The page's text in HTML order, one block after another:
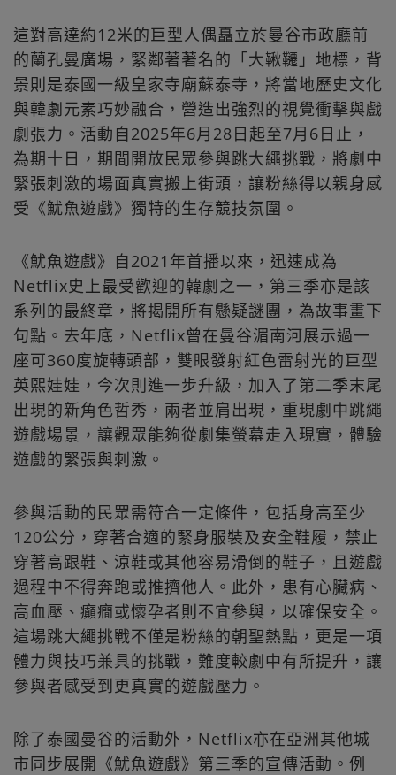
這對高達約12米的巨型人偶矗立於曼谷市政廳前
的蘭孔曼廣場，緊鄰著著名的「大鞦韆」地標，背
景則是泰國一級皇家寺廟蘇泰寺，將當地歷史文化
與韓劇元素巧妙融合，營造出強烈的視覺衝擊與戲
劇張力。活動自2025年6月28日起至7月6日止，
為期十日，期間開放民眾參與跳大繩挑戰，將劇中
緊張刺激的場面真實搬上街頭，讓粉絲得以親身感
受《魷魚遊戲》獨特的生存競技氛圍。
《魷魚遊戲》自2021年首播以來，迅速成為
Netflix史上最受歡迎的韓劇之一，第三季亦是該
系列的最終章，將揭開所有懸疑謎團，為故事畫下
句點。去年底，Netflix曾在曼谷湄南河展示過一
座可360度旋轉頭部，雙眼發射紅色雷射光的巨型
英熙娃娃，今次則進一步升級，加入了第二季末尾
出現的新角色哲秀，兩者並肩出現，重現劇中跳繩
遊戲場景，讓觀眾能夠從劇集螢幕走入現實，體驗
遊戲的緊張與刺激。
參與活動的民眾需符合一定條件，包括身高至少
120公分，穿著合適的緊身服裝及安全鞋履，禁止
穿著高跟鞋、涼鞋或其他容易滑倒的鞋子，且遊戲
過程中不得奔跑或推擠他人。此外，患有心臟病、
高血壓、癲癇或懷孕者則不宜參與，以確保安全。
這場跳大繩挑戰不僅是粉絲的朝聖熱點，更是一項
體力與技巧兼具的挑戰，難度較劇中有所提升，讓
參與者感受到更真實的遊戲壓力。
除了泰國曼谷的活動外，Netflix亦在亞洲其他城
市同步展開《魷魚遊戲》第三季的宣傳活動。例